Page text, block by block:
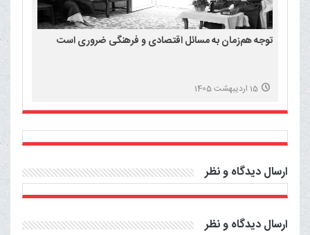
توجه هم‌زمان به مسائل اقتصادی و فرهنگی ضروری است
15 اردیبهشت 1405
ارسال دیدگاه و نظر
ارسال دیدگاه و نظر